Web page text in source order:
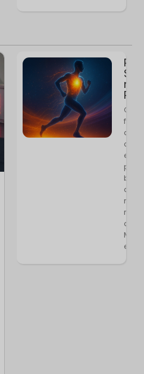
PLR
na
O
foi
com
em
que
do
Mas
essa